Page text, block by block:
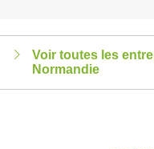
Voir toutes les
Normandie